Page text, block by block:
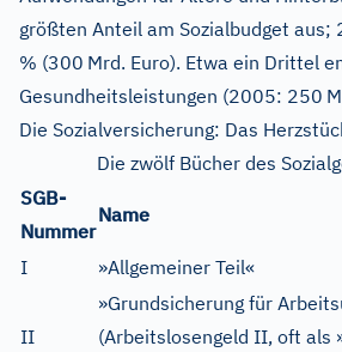
größten Anteil am Sozialbudget aus;
% (300 Mrd. Euro). Etwa ein Drittel
Gesundheitsleistungen (2005: 250
Die Sozialversicherung: Das
Die zwölf Bücher des
SGB-
Nummer
Name
I »Allgemeiner Teil«
II
»Grundsicherung für
(Arbeitslosengeld II, oft als